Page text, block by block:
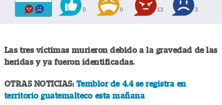
0 0 13 3
Las tres víctimas murieron debido a la gravedad de las
heridas y ya fueron identificadas.
OTRAS NOTICIAS: Temblor de 4.4 se registra en
territorio guatemalteco esta mañana